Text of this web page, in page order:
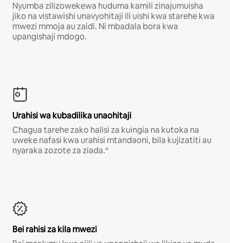
Nyumba zilizowekewa huduma kamili zinajumuisha
jiko na vistawishi unavyohitaji ili uishi kwa starehe kwa
mwezi mmoja au zaidi. Ni mbadala bora kwa
upangishaji mdogo.
Urahisi wa kubadilika unaohitaji
Chagua tarehe zako halisi za kuingia na kutoka na
uweke nafasi kwa urahisi mtandaoni, bila kujizatiti au
nyaraka zozote za ziada.*
Bei rahisi za kila mwezi